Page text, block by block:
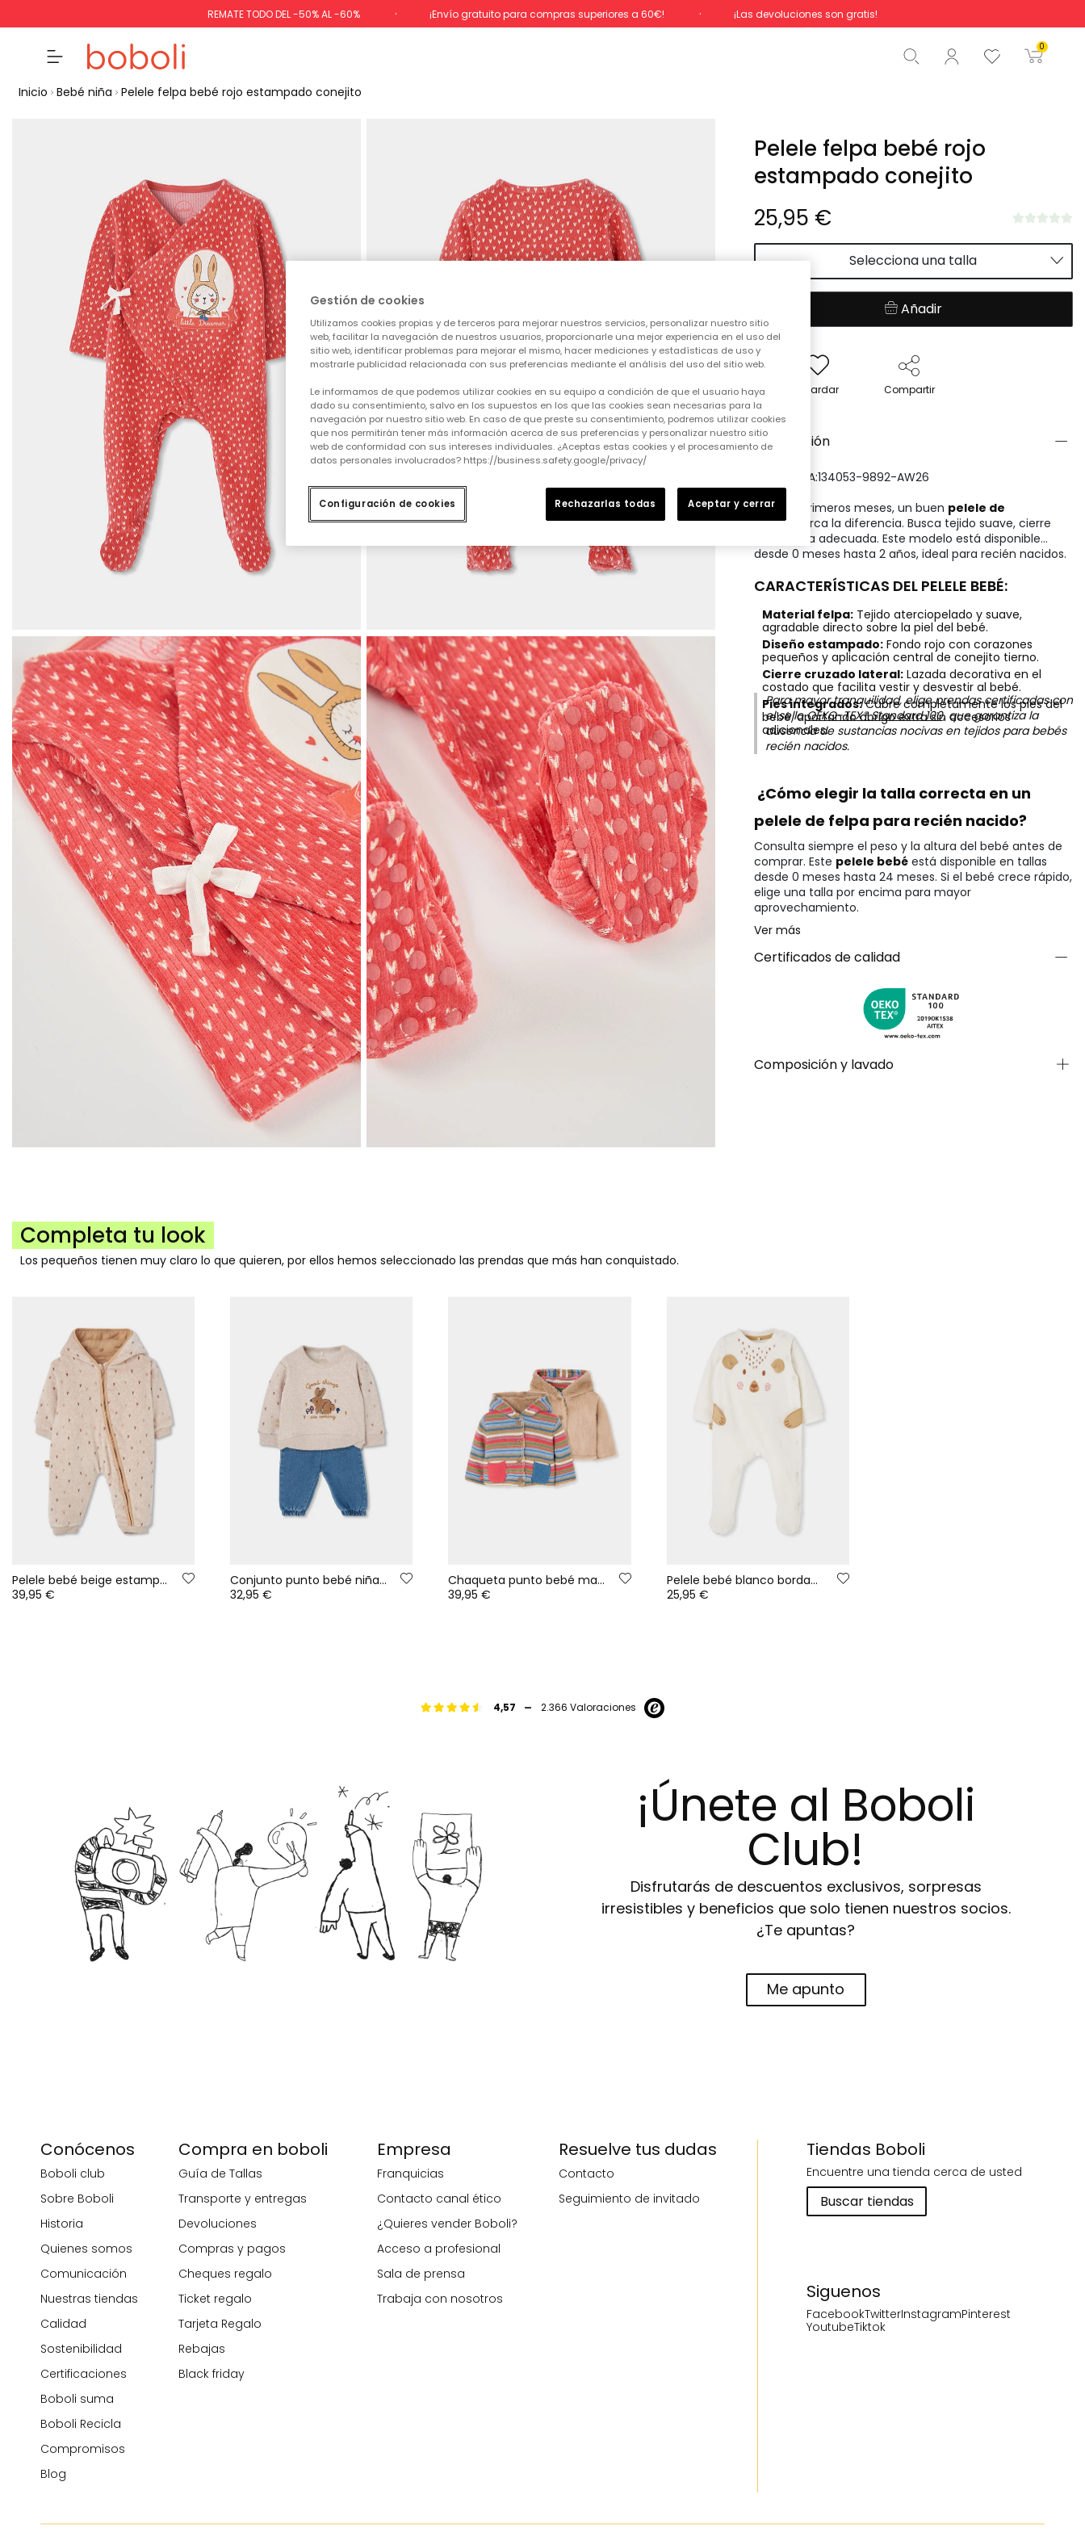
REMATE TODO DEL -50% AL -60% ¡Envío gratuito para compras superiores a 60€! ¡Las devoluciones son gratis!
0
Total 0,00 €
Comenzar pedido
Inicio Bebé niña Pelele felpa bebé rojo estampado conejito
Pelele felpa bebé rojo
estampado conejito
25,95 €
Selecciona una talla
Añadir
Guardar Compartir
Descripción
REFERENCIA:134053-9892-AW26
Para los primeros meses, un buen pelele de
felpa marca la diferencia. Busca tejido suave, cierre
fácil y talla adecuada. Este modelo está disponible
desde 0 meses hasta 2 años, ideal para recién nacidos.
CARACTERÍSTICAS DEL PELELE BEBÉ:
Material felpa:Tejido aterciopelado y suave,
agradable directo sobre la piel del bebé.
Diseño estampado:Fondo rojo con corazones
pequeños y aplicación central de conejito tierno.
Cierre cruzado lateral:Lazada decorativa en el
costado que facilita vestir y desvestir al bebé.
Pies integrados:Cubre completamente los pies del
bebé, aportando abrigo extra sin accesorios
adicionales.
Para mayor tranquilidad, elige prendas certificadas con
el selloOEKO-TEX® Standard 100, que garantiza la
ausencia de sustancias nocivas en tejidos para bebés
recién nacidos.
¿Cómo elegir la talla correcta en un
pelele de felpa para recién nacido?
Consulta siempre el peso y la altura del bebé antes de
comprar. Este pelele bebéestá disponible en tallas
desde 0 meses hasta 24 meses. Si el bebé crece rápido,
elige una talla por encima para mayor
aprovechamiento.
Ver más
Certificados de calidad
Composición y lavado
Completa tu look
Los pequeños tienen muy claro lo que quieren, por ellos hemos seleccionado las prendas que más han conquistado.
Pelele bebé beige estampado con capucha
39,95 €
Conjunto punto bebé niña beige bordado de conejito
32,95 €
Chaqueta punto bebé marrón reversible a rayas
39,95 €
Pelele bebé blanco bordado de oso
25,95 €
4,57 - 2.366 Valoraciones
¡Únete al Boboli
Club!
Disfrutarás de descuentos exclusivos, sorpresas
irresistibles y beneficios que solo tienen nuestros socios.
¿Te apuntas?
Me apunto
Siguenos
FacebookTwitterInstagramPinterest
YoutubeTiktok
Conócenos
Boboli club
Sobre Boboli
Historia
Quienes somos
Comunicación
Nuestras tiendas
Calidad
Sostenibilidad
Certificaciones
Boboli suma
Boboli Recicla
Compromisos
Blog
Compra en boboli
Guía de Tallas
Transporte y entregas
Devoluciones
Compras y pagos
Cheques regalo
Ticket regalo
Tarjeta Regalo
Rebajas
Black friday
Empresa
Franquicias
Contacto canal ético
¿Quieres vender Boboli?
Acceso a profesional
Sala de prensa
Trabaja con nosotros
Resuelve tus dudas
Contacto
Seguimiento de invitado
Tiendas Boboli
Encuentre una tienda cerca de usted
Buscar tiendas
Gestión de cookies
Utilizamos cookies propias y de terceros para mejorar nuestros servicios, personalizar nuestro sitio
web, facilitar la navegación de nuestros usuarios, proporcionarle una mejor experiencia en el uso del
sitio web, identificar problemas para mejorar el mismo, hacer mediciones y estadísticas de uso y
mostrarle publicidad relacionada con sus preferencias mediante el análisis del uso del sitio web.
Le informamos de que podemos utilizar cookies en su equipo a condición de que el usuario haya
dado su consentimiento, salvo en los supuestos en los que las cookies sean necesarias para la
navegación por nuestro sitio web. En caso de que preste su consentimiento, podremos utilizar cookies
que nos permitirán tener más información acerca de sus preferencias y personalizar nuestro sitio
web de conformidad con sus intereses individuales. ¿Aceptas estas cookies y el procesamiento de
datos personales involucrados? https://business.safety.google/privacy/
Configuración de cookies Rechazarlas todas Aceptar y cerrar